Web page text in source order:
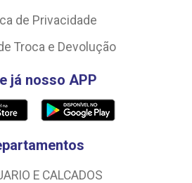
de Privacidade
Troca e Devolução
já nosso APP
E CALCADOS